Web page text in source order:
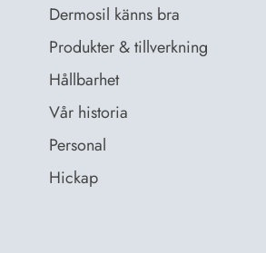
Dermosil känns bra
Produkter & tillverkning
Hållbarhet
Vår historia
Personal
Hickap